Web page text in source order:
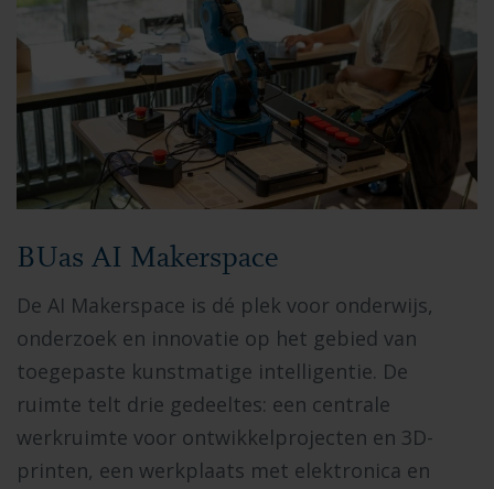
BUas AI Makerspace
De AI Makerspace is dé plek voor onderwijs,
onderzoek en innovatie op het gebied van
toegepaste kunstmatige intelligentie. De
ruimte telt drie gedeeltes: een centrale
werkruimte voor ontwikkelprojecten en 3D-
printen, een werkplaats met elektronica en